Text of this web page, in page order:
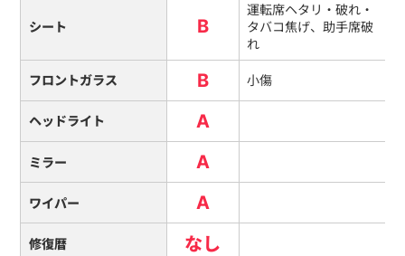
シート B
運転席ヘタリ・破れ・
タバコ焦げ、助手席破
れ
フロントガラス B 小傷
ヘッドライト A
ミラー A
ワイパー A
修復暦 なし